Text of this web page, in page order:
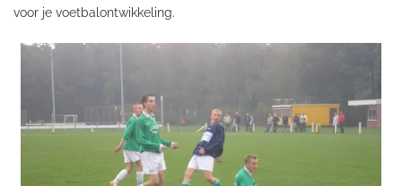
voor je voetbalontwikkeling.